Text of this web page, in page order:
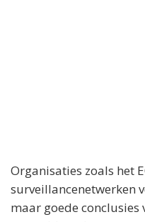
Organisaties zoals het
surveillancenetwerken
maar goede conclusies